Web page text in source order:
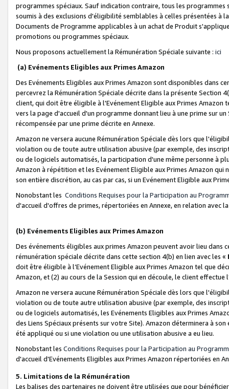
programmes spéciaux. Sauf indication contraire, tous les
soumis à des exclusions d'éligibilité semblables à celles présentées à
Documents de Programme applicables à un achat de Produit
promotions ou programmes spéciaux.
Nous proposons actuellement la Rémunération Spéciale suivante : ici
(a) Evénements Eligibles aux Primes Amazon
Des Evénements Eligibles aux Primes Amazon sont disponibles dans
percevrez la Rémunération Spéciale décrite dans la présente Section
client, qui doit être éligible à l'Evénement Eligible aux Primes Amazon
vers la page d'accueil d'un programme donnant lieu à une prime sur
récompensée par une prime décrite en Annexe.
Amazon ne versera aucune Rémunération Spéciale dès lors que
violation ou de toute autre utilisation abusive (par exemple, des
ou de logiciels automatisés, la participation d'une même personne à
Amazon à répétition et les Evénement Eligible aux Primes Amazon qui
son entière discrétion, au cas par cas, si un Evénement Eligible aux
Nonobstant les Conditions Requises pour la Participation au
d'accueil d'offres de primes, répertoriées en Annexe, en relation avec
(b) Evénements Eligibles aux Primes Amazon
Des événements éligibles aux primes Amazon peuvent avoir lieu dans
rémunération spéciale décrite dans cette section 4(b) en lien avec les «
doit être éligible à l’Evénement Eligible aux Primes Amazon tel que
Amazon, et (2) au cours de la Session qui en découle, le client
Amazon ne versera aucune Rémunération Spéciale dès lors que
violation ou de toute autre utilisation abusive (par exemple, des
ou de logiciels automatisés, les Evénements Eligibles aux Primes
des Liens Spéciaux présents sur votre Site). Amazon déterminera à
été appliqué ou si une violation ou une utilisation abusive a eu lieu.
Nonobstant les Conditions Requises pour la Participation au
d'accueil d'Evénements Eligibles aux Primes Amazon répertoriées en
5. Limitations de la Rémunération
Les balises des partenaires ne doivent être utilisées que pour